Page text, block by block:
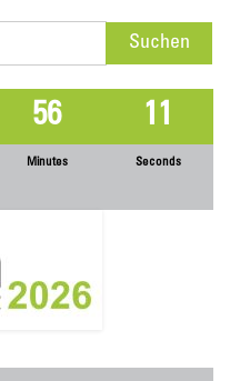
56
Minutes
10
Seconds